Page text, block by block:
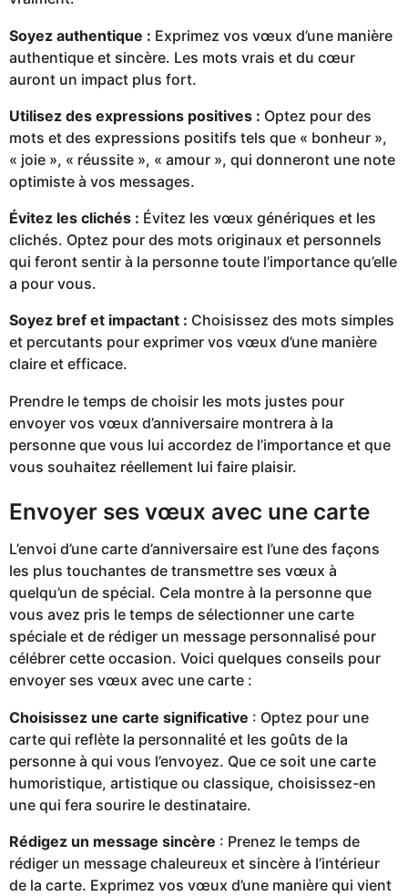
Soyez authentique : Exprimez vos vœux d’une manière
authentique et sincère. Les mots vrais et du cœur
auront un impact plus fort.
Utilisez des expressions positives : Optez pour des
mots et des expressions positifs tels que « bonheur »,
« joie », « réussite », « amour », qui donneront une note
optimiste à vos messages.
Évitez les clichés : Évitez les vœux génériques et les
clichés. Optez pour des mots originaux et personnels
qui feront sentir à la personne toute l’importance qu’elle
a pour vous.
Soyez bref et impactant : Choisissez des mots simples
et percutants pour exprimer vos vœux d’une manière
claire et efficace.
Prendre le temps de choisir les mots justes pour
envoyer vos vœux d’anniversaire montrera à la
personne que vous lui accordez de l’importance et que
vous souhaitez réellement lui faire plaisir.
Envoyer ses vœux avec une carte
L’envoi d’une carte d’anniversaire est l’une des façons
les plus touchantes de transmettre ses vœux à
quelqu’un de spécial. Cela montre à la personne que
vous avez pris le temps de sélectionner une carte
spéciale et de rédiger un message personnalisé pour
célébrer cette occasion. Voici quelques conseils pour
envoyer ses vœux avec une carte :
Choisissez une carte significative : Optez pour une
carte qui reflète la personnalité et les goûts de la
personne à qui vous l’envoyez. Que ce soit une carte
humoristique, artistique ou classique, choisissez-en
une qui fera sourire le destinataire.
Rédigez un message sincère : Prenez le temps de
rédiger un message chaleureux et sincère à l’intérieur
de la carte. Exprimez vos vœux d’une manière qui vient